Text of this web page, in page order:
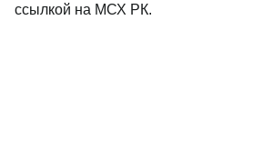
ссылкой на МСХ РК.